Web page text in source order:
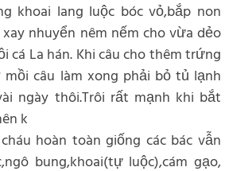
khoai lang luộc bóc vỏ,bắp non
nhuyển nêm nếm cho vừa dẻo
cá La hán. Khi câu cho thêm trứng
mồi câu làm xong phải bỏ tủ lạnh
ngày thôi.Trôi rất mạnh khi bắt
k
hoàn toàn giống các bác vẫn
bung,khoai(tự luộc),cám gạo,